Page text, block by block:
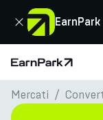
EarnPark
Chiudi
Pagina principale
Prodotti
Mercati